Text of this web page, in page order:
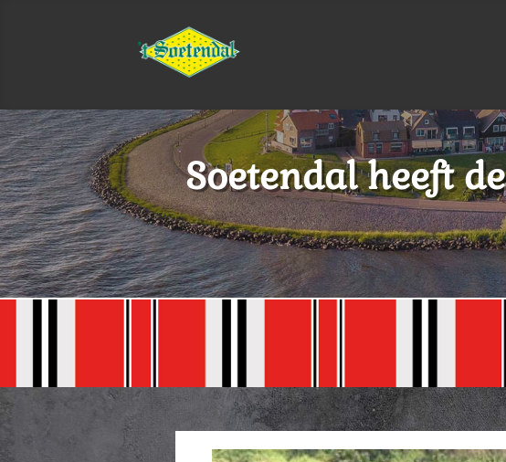
Soetendal heeft